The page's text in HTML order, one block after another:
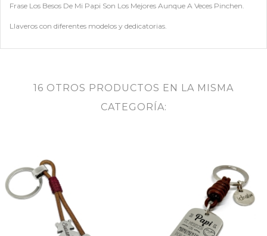
Frase Los Besos De Mi Papi Son Los Mejores Aunque A Veces Pinchen.
Llaveros con diferentes modelos y dedicatorias.
16 OTROS PRODUCTOS EN LA MISMA
CATEGORÍA: